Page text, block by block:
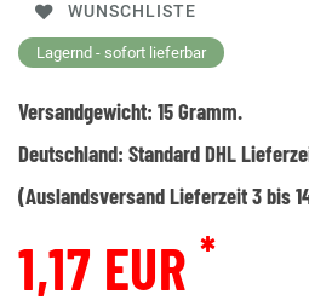
WUNSCHLISTE
Lagernd - sofort lieferbar
Versandgewicht: 15Gramm.
Deutschland: Standard DHL
(Auslandsversand Lieferzeit 3 bis
1,17 EUR *